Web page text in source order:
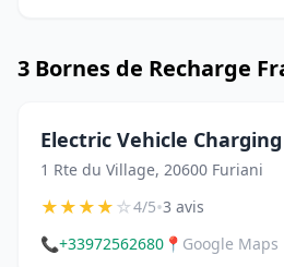
3 Bornes de Recharge
Electric Vehicle
1 Rte du Village, 20600 Furiani
★★★★☆4/5•3 avis
📞+33972562680 📍 Google Maps